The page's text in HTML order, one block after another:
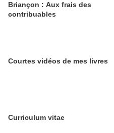
Briançon : Aux frais des
contribuables
Courtes vidéos de mes livres
Curriculum vitae